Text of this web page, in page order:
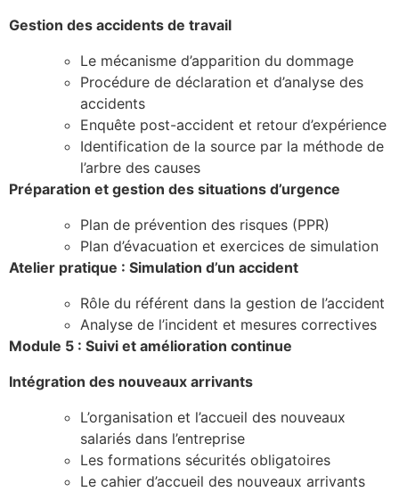
Gestion des accidents de travail
Le mécanisme d’apparition du dommage
Procédure de déclaration et d’analyse des
accidents
Enquête post-accident et retour d’expérience
Identification de la source par la méthode de
l’arbre des causes
Préparation et gestion des situations d’urgence
Plan de prévention des risques (PPR)
Plan d’évacuation et exercices de simulation
Atelier pratique : Simulation d’un accident
Rôle du référent dans la gestion de l’accident
Analyse de l’incident et mesures correctives
Module 5 : Suivi et amélioration continue
Intégration des nouveaux arrivants
L’organisation et l’accueil des nouveaux
salariés dans l’entreprise
Les formations sécurités obligatoires
Le cahier d’accueil des nouveaux arrivants